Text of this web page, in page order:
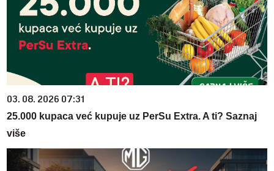
03. 08. 2026 07:31
25.000 kupaca već kupuje uz PerSu Extra. A ti? Saznaj
više